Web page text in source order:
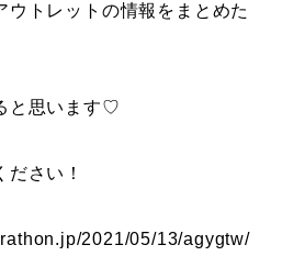
トレットの情報をまとめた
と思います♡
さい！
2021/05/13/agygtw/